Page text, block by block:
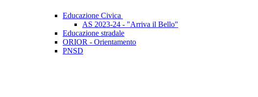
Educazione Civica
AS 2023-24 - "Arriva il Bello"
Educazione stradale
ORIOR - Orientamento
PNSD